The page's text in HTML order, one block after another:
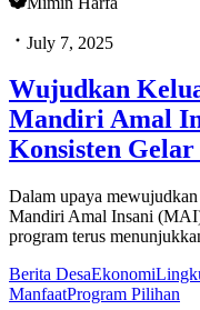
July 7, 2025
Wujudkan
Mandiri Amal
Konsisten
Dalam upaya
Mandiri Amal Insani
program terus
Berita DesaEkonomi
ManfaatProgram Pilihan